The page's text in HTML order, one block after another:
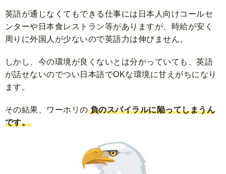
英語が通じなくてもできる仕事には日本人向けコールセ
ンターや日本食レストラン等がありますが、時給が安く
周りに外国人が少ないので英語力は伸びません。
しかし、今の環境が良くないとは分かっていても、英語
が話せないのでつい日本語でOKな環境に甘えがちになり
ます。
その結果、ワーホリの 負のスパイラルに陥ってしまうん
です。